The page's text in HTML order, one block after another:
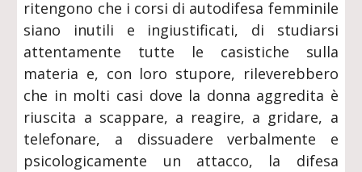
ritengono che i corsi di autodifesa femminile
siano inutili e ingiustificati, di studiarsi
attentamente tutte le casistiche sulla
materia e, con loro stupore, rileverebbero
che in molti casi dove la donna aggredita è
riuscita a scappare, a reagire, a gridare, a
telefonare, a dissuadere verbalmente e
psicologicamente un attacco, la difesa